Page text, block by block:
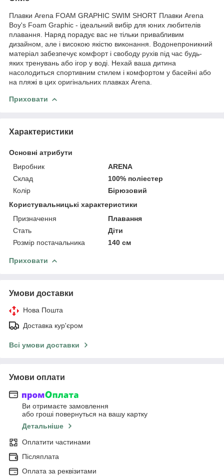
Плавки Arena FOAM GRAPHIC SWIM SHORT Плавки Arena
Boy's Foam Graphic - ідеальний вибір для юних любителів
плавання. Наряд порадує вас не тільки привабливим
дизайном, але і високою якістю виконання. Водонепроникний
матеріал забезпечує комфорт і свободу рухів під час будь-
яких тренувань або ігор у воді. Нехай ваша дитина
насолодиться спортивним стилем і комфортом у басейні або
на пляжі в цих оригінальних плавках Arena.
Приховати
Характеристики
Основні атрибути
Виробник
ARENA
Склад
100% поліестер
Колір
Бірюзовий
Користувальницькі характеристики
Призначення
Плавання
Стать
Діти
Розмір постачальника
140 см
Приховати
Умови доставки
Нова Пошта
Доставка кур'єром
Всі умови доставки
Умови оплати
Ви отримаєте замовлення
або гроші повернуться на вашу картку
Детальніше
Оплатити частинами
Післяплата
Оплата за реквізитами